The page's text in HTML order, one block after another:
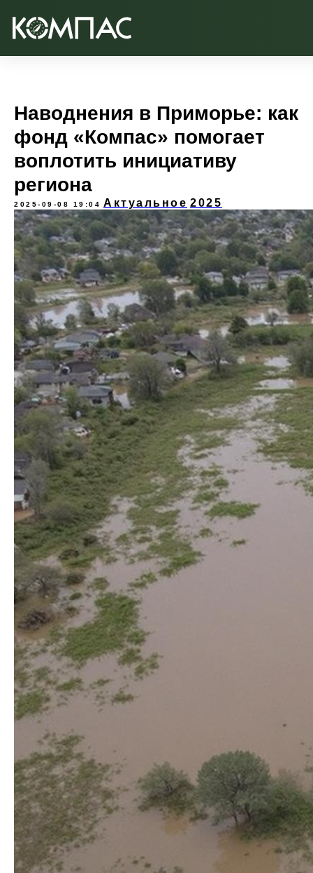
Наводнения в Приморье: как
фонд «Компас» помогает
воплотить инициативу
региона
2025-09-08 19:04 Актуальное 2025